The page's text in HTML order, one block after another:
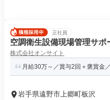
正社員
空調衛生設備現場管理サポ
株式会社オンサイト
月給30万～／賞与2回＋褒賞金
岩手県遠野市上郷町板沢